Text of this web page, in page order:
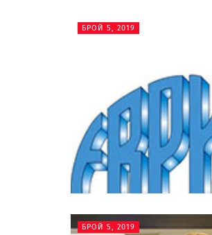
БРОЙ 5, 2019
БРОЙ 5, 2019